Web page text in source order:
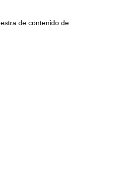
de contenido de